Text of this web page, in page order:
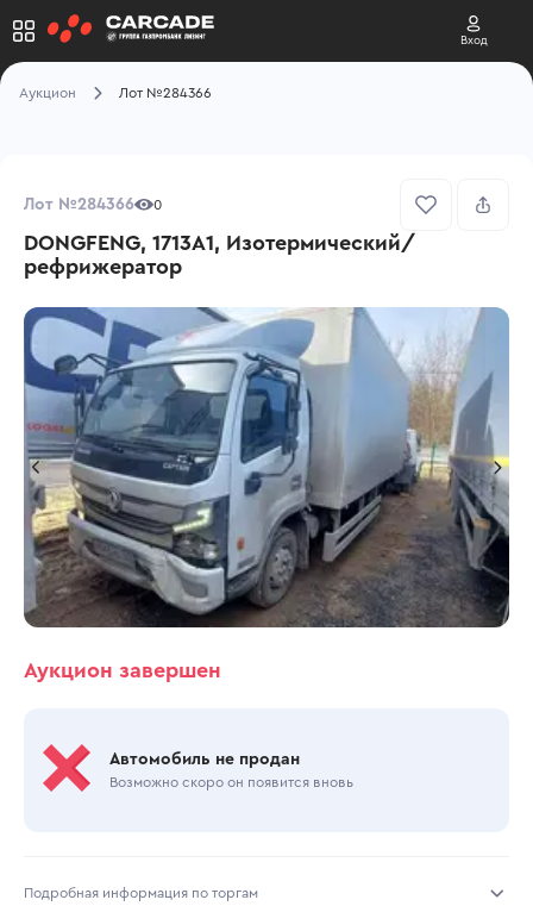
Вход
Аукцион Лот №284366
Лот №284366 0
DONGFENG, 1713A1, Изотермический/
рефрижератор
Аукцион завершен
Автомобиль не продан
Возможно скоро он появится вновь
Подробная информация по торгам